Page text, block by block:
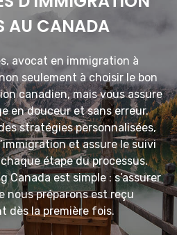
AU CANADA
avocat en immigration à
seulement à choisir le bon
canadien, mais vous assure
en douceur et sans erreur.
stratégies personnalisées,
et assure le suivi
étape du processus.
Canada est simple : s’assurer
nous préparons est reçu
dès la première fois.